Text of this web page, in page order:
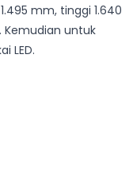
mm, tinggi 1.640
Kemudian untuk
LED.